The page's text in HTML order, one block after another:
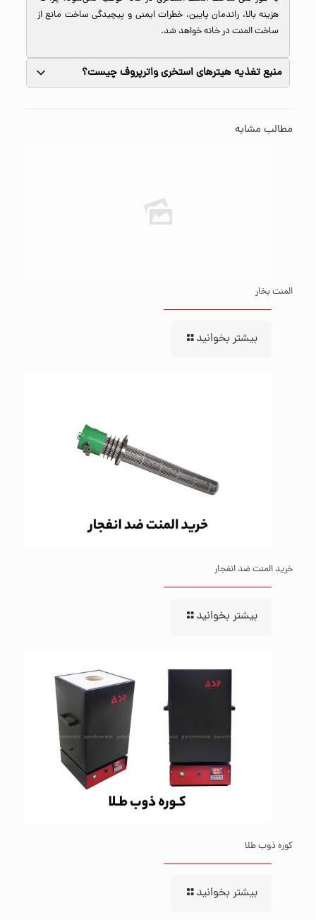
هزینه بالا، راندمان پایین، خطرات ایمنی و پیچیدگی ساخت مانع از
ساخت المنت در خانه خواهد شد.
منبع تغذیه هیترهای استخری واترپروف چیست؟
اندازی المنت، به یک پنل برق و ترمو نیاز خواهید داشت.
مطالب مشابه
المنت بخار
بیشتر بخوانید
خرید المنت ضد انفجار
بیشتر بخوانید
کوره ذوب طلا
بیشتر بخوانید